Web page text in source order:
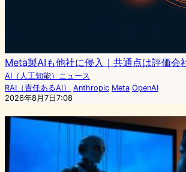
Meta製AIも他社に侵入｜共通点は評価会
AI（人工知能）ニュース
RAI（責任あるAI）
Anthropic Meta OpenAI
2026年8月7日7:08